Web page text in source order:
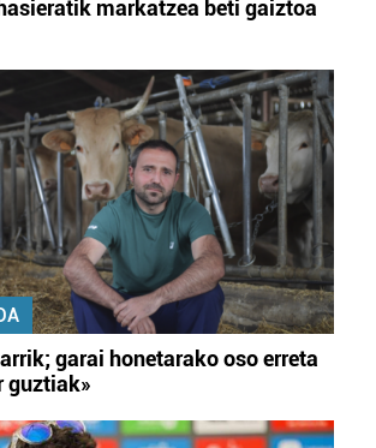
markatzea beti gaiztoa
garai honetarako oso erreta
guztiak»